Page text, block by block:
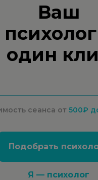
Ваш
один
сеанса от 500₽
Подобрать
Я — психолог